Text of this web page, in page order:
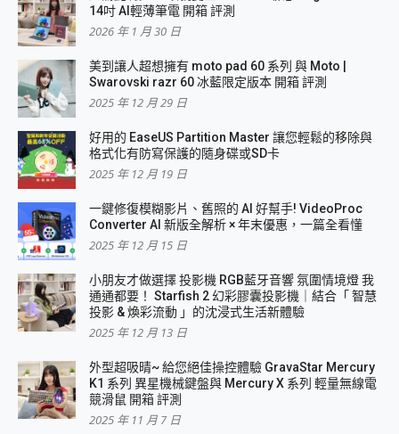
14吋 AI輕薄筆電 開箱 評測
2026 年 1 月 30 日
美到讓人超想擁有 moto pad 60 系列 與 Moto |
Swarovski razr 60 冰藍限定版本 開箱 評測
2025 年 12 月 29 日
好用的 EaseUS Partition Master 讓您輕鬆的移除與
格式化有防寫保護的隨身碟或SD卡
2025 年 12 月 19 日
一鍵修復模糊影片、舊照的 AI 好幫手! VideoProc
Converter AI 新版全解析 × 年末優惠，一篇全看懂
2025 年 12 月 15 日
小朋友才做選擇 投影機 RGB藍牙音響 氛圍情境燈 我
通通都要！ Starfish 2 幻彩膠囊投影機｜結合「 智慧
投影 & 煥彩流動 」的沈浸式生活新體驗
2025 年 12 月 13 日
外型超吸晴~ 給您絕佳操控體驗 GravaStar Mercury
K1 系列 異星機械鍵盤與 Mercury X 系列 輕量無線電
競滑鼠 開箱 評測
2025 年 11 月 7 日